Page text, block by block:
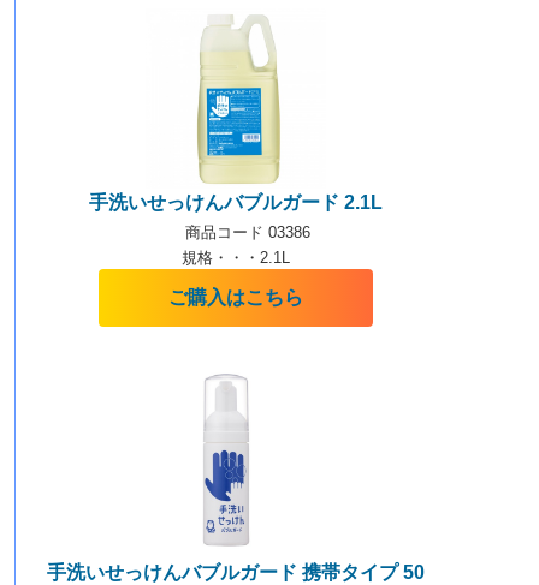
手洗いせっけんバブルガード 2.1L
商品コード 03386
規格・・・2.1L
ご購入はこちら
手洗いせっけんバブルガード 携帯タイプ 50